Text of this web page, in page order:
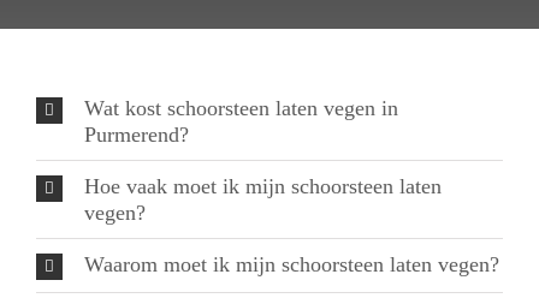
Wat kost schoorsteen laten vegen in
Purmerend?
Hoe vaak moet ik mijn schoorsteen laten
vegen?
Waarom moet ik mijn schoorsteen laten vegen?